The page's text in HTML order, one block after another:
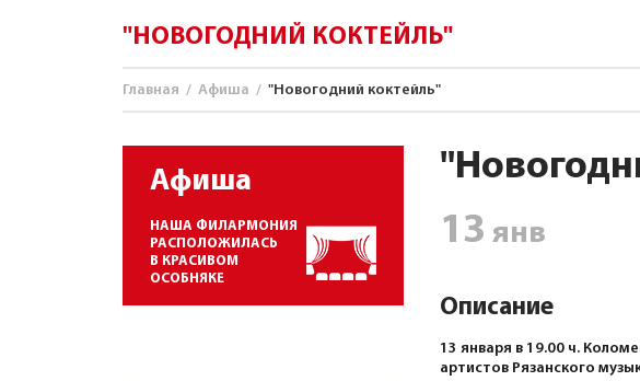
"НОВОГОДНИЙ КОКТЕЙЛЬ"
Главная / Афиша / "Новогодний коктейль"
13 янв
Описание
13 января в 19.00 ч.
артистов Рязанского
Афиша
НАША ФИЛАРМОНИЯ
РАСПОЛОЖИЛАСЬ
В КРАСИВОМ
ОСОБНЯКЕ